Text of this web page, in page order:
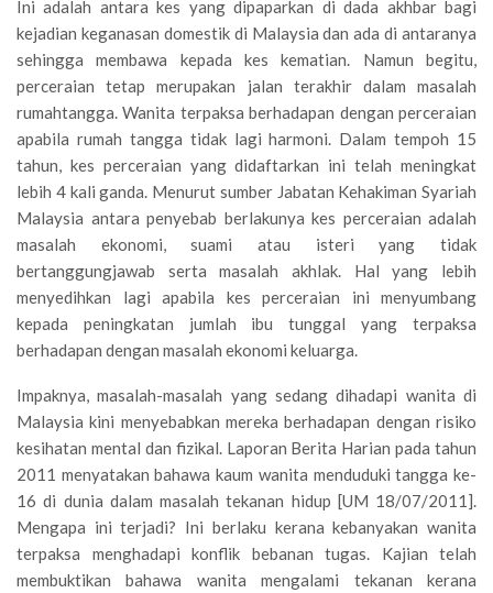
Ini adalah antara kes yang dipaparkan di dada akhbar bagi
kejadian keganasan domestik di Malaysia dan ada di antaranya
sehingga membawa kepada kes kematian. Namun begitu,
perceraian tetap merupakan jalan terakhir dalam masalah
rumahtangga. Wanita terpaksa berhadapan dengan perceraian
apabila rumah tangga tidak lagi harmoni. Dalam tempoh 15
tahun, kes perceraian yang didaftarkan ini telah meningkat
lebih 4 kali ganda. Menurut sumber Jabatan Kehakiman Syariah
Malaysia antara penyebab berlakunya kes perceraian adalah
masalah ekonomi, suami atau isteri yang tidak
bertanggungjawab serta masalah akhlak. Hal yang lebih
menyedihkan lagi apabila kes perceraian ini menyumbang
kepada peningkatan jumlah ibu tunggal yang terpaksa
berhadapan dengan masalah ekonomi keluarga.
Impaknya, masalah-masalah yang sedang dihadapi wanita di
Malaysia kini menyebabkan mereka berhadapan dengan risiko
kesihatan mental dan fizikal. Laporan Berita Harian pada tahun
2011 menyatakan bahawa kaum wanita menduduki tangga ke-
16 di dunia dalam masalah tekanan hidup [UM 18/07/2011].
Mengapa ini terjadi? Ini berlaku kerana kebanyakan wanita
terpaksa menghadapi konflik bebanan tugas. Kajian telah
membuktikan bahawa wanita mengalami tekanan kerana